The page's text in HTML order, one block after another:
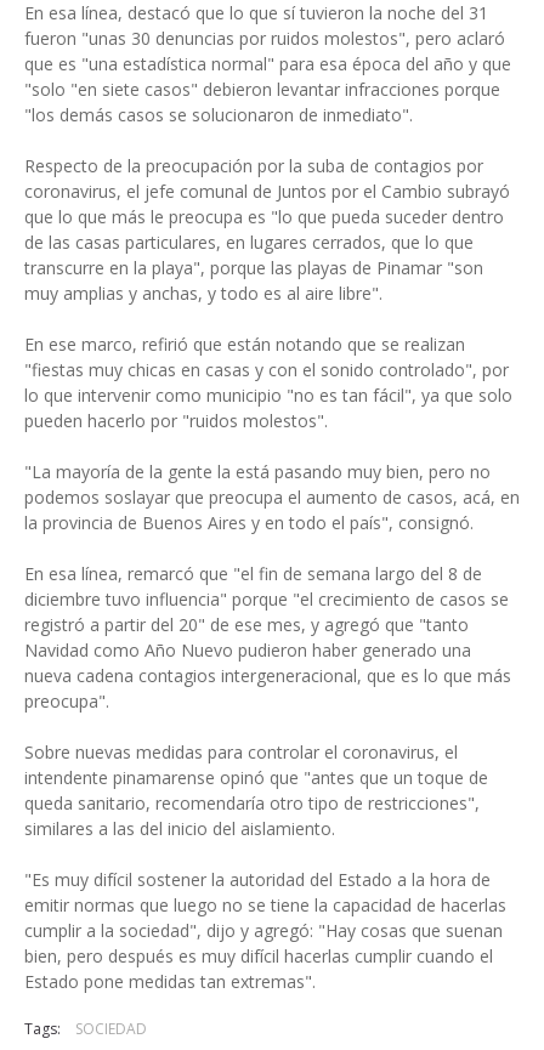
En esa línea, destacó que lo que sí tuvieron la noche del 31
fueron "unas 30 denuncias por ruidos molestos", pero aclaró
que es "una estadística normal" para esa época del año y que
"solo "en siete casos" debieron levantar infracciones porque
"los demás casos se solucionaron de inmediato".
Respecto de la preocupación por la suba de contagios por
coronavirus, el jefe comunal de Juntos por el Cambio subrayó
que lo que más le preocupa es "lo que pueda suceder dentro
de las casas particulares, en lugares cerrados, que lo que
transcurre en la playa", porque las playas de Pinamar "son
muy amplias y anchas, y todo es al aire libre".
En ese marco, refirió que están notando que se realizan
"fiestas muy chicas en casas y con el sonido controlado", por
lo que intervenir como municipio "no es tan fácil", ya que solo
pueden hacerlo por "ruidos molestos".
"La mayoría de la gente la está pasando muy bien, pero no
podemos soslayar que preocupa el aumento de casos, acá, en
la provincia de Buenos Aires y en todo el país", consignó.
En esa línea, remarcó que "el fin de semana largo del 8 de
diciembre tuvo influencia" porque "el crecimiento de casos se
registró a partir del 20" de ese mes, y agregó que "tanto
Navidad como Año Nuevo pudieron haber generado una
nueva cadena contagios intergeneracional, que es lo que más
preocupa".
Sobre nuevas medidas para controlar el coronavirus, el
intendente pinamarense opinó que "antes que un toque de
queda sanitario, recomendaría otro tipo de restricciones",
similares a las del inicio del aislamiento.
"Es muy difícil sostener la autoridad del Estado a la hora de
emitir normas que luego no se tiene la capacidad de hacerlas
cumplir a la sociedad", dijo y agregó: "Hay cosas que suenan
bien, pero después es muy difícil hacerlas cumplir cuando el
Estado pone medidas tan extremas".
Tags: SOCIEDAD